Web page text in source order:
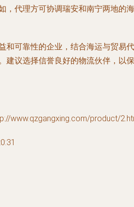
，代理方可协调瑞安和南宁两地的海
和可靠性的企业，结合海运与贸易代
建议选择信誉良好的物流伙伴，以保
www.qzgangxing.com/product/